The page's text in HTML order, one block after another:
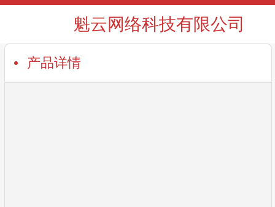
魁云网络科技有限公司
产品详情